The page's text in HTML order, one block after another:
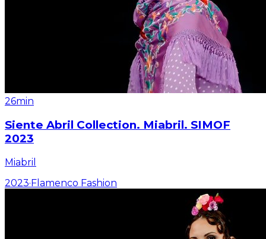
26min
Siente Abril Collection. Miabril. SIMOF
2023
Miabril
2023·Flamenco Fashion